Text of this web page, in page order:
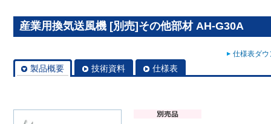
産業用換気送風機 [別売]その他部材 AH-G30A
仕様表ダ
製品概要 技術資料 仕様表